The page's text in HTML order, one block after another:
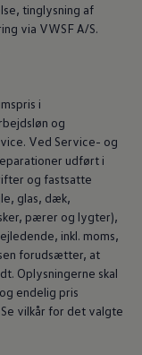
tinglysning af
via VWSF A/S.
i
og
Ved Service- og
udført i
og fastsatte
glas, dæk,
pærer og lygter),
inkl. moms,
forudsætter, at
Oplysningerne skal
endelig pris
vilkår for det valgte